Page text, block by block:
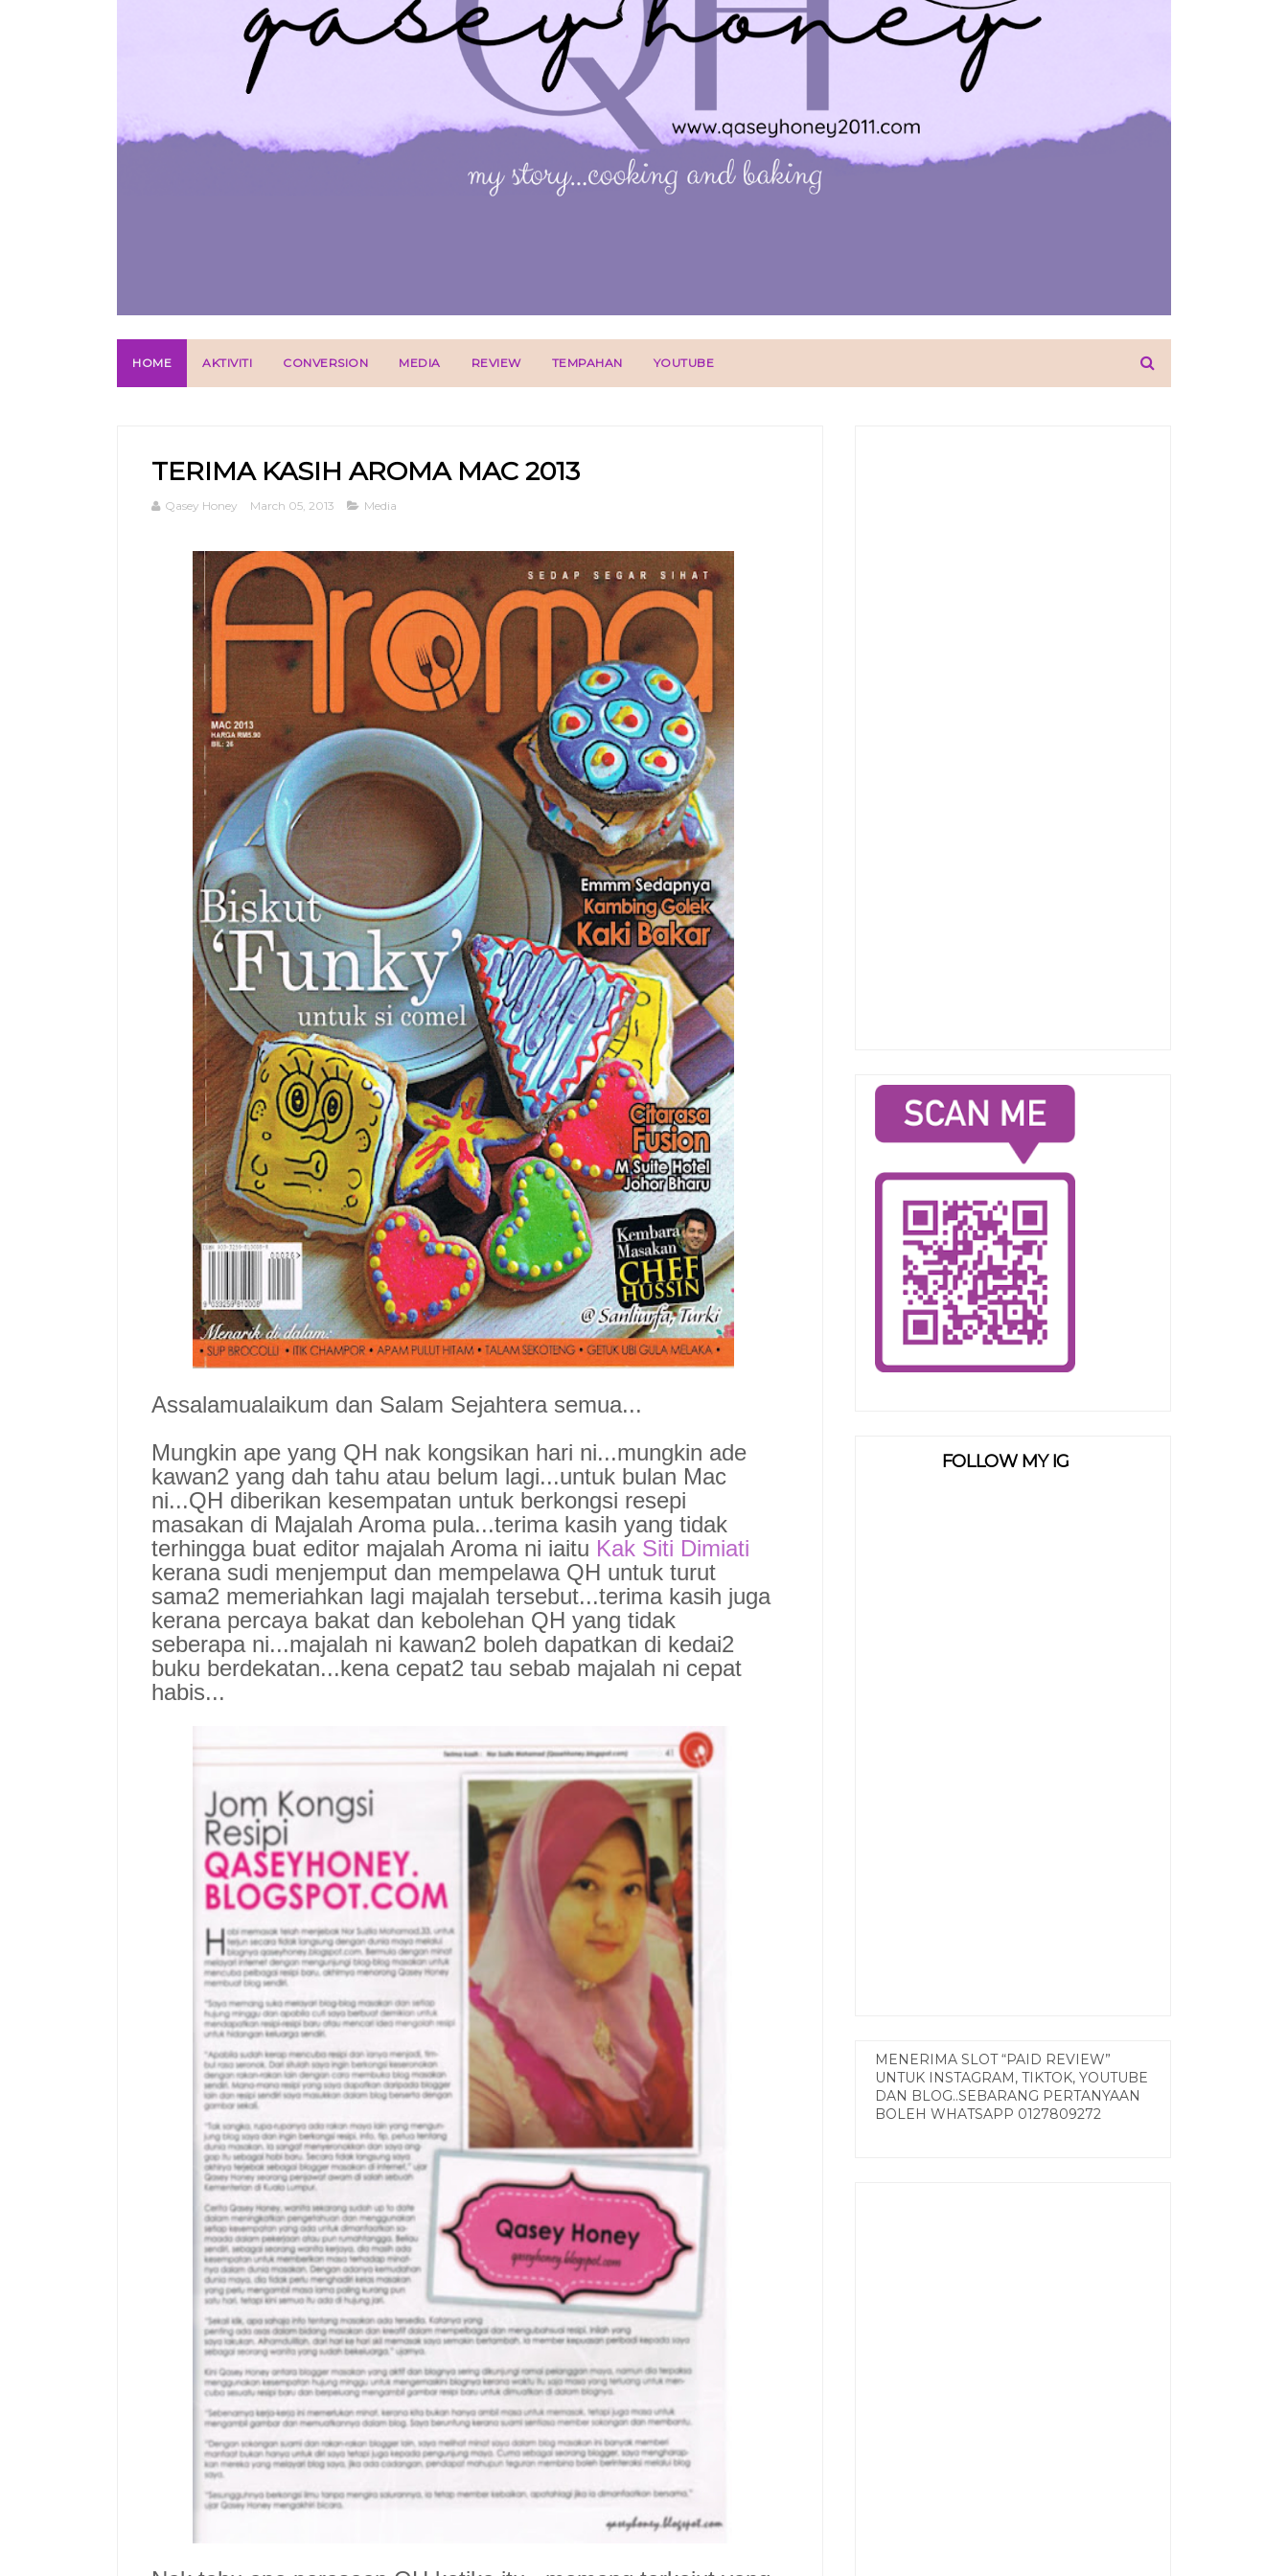
HOME AKTIVITI CONVERSION MEDIA REVIEW TEMPAHAN YOUTUBE
TERIMA KASIH AROMA MAC 2013
Qasey Honey March 05, 2013 Media
Assalamualaikum dan Salam Sejahtera semua...
Mungkin ape yang QH nak kongsikan hari ni...mungkin ade
kawan2 yang dah tahu atau belum lagi...untuk bulan Mac
ni...QH diberikan kesempatan untuk berkongsi resepi
masakan di Majalah Aroma pula...terima kasih yang tidak
terhingga buat editor majalah Aroma ni iaitu Kak Siti Dimiati
kerana sudi menjemput dan mempelawa QH untuk turut
sama2 memeriahkan lagi majalah tersebut...terima kasih juga
kerana percaya bakat dan kebolehan QH yang tidak
seberapa ni...majalah ni kawan2 boleh dapatkan di kedai2
buku berdekatan...kena cepat2 tau sebab majalah ni cepat
habis...
FOLLOW MY IG
MENERIMA SLOT “PAID REVIEW”
UNTUK INSTAGRAM, TIKTOK, YOUTUBE
DAN BLOG..SEBARANG PERTANYAAN
BOLEH WHATSAPP 0127809272